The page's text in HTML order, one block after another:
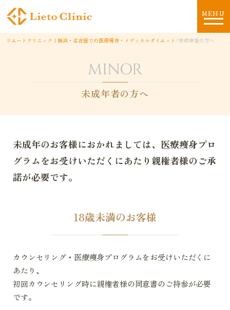
MENU
リエートクリニック｜横浜・名古屋での医療痩身・メディカルダイエット /未成年者の方へ
MINOR
未成年者の方へ
未成年のお客様におかれましては、 医療痩身プロ
グラムをお受けいただくにあたり親権者様のご承
諾が必要です。
18歳未満のお客様
カウンセリング・医療痩身プログラムをお受けいただくに
あたり、
初回カウンセリング時に親権者様の同意書のご持参が必要
です。